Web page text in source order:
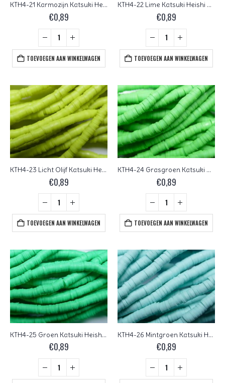
KTH4-21 Karmozijn Katsuki Heishi Disc Beads 4 mm
€0,89
TOEVOEGEN AAN WINKELWAGEN
KTH4-22 Lime Katsuki Heishi Disc Beads 4 mm
€0,89
TOEVOEGEN AAN WINKELWAGEN
KTH4-23 Licht Olijf Katsuki Heishi Disc Beads 4 mm
€0,89
TOEVOEGEN AAN WINKELWAGEN
KTH4-24 Grasgroen Katsuki Heishi Disc Beads 4 mm
€0,89
TOEVOEGEN AAN WINKELWAGEN
KTH4-25 Groen Katsuki Heishi Disc Beads 4 mm
€0,89
KTH4-26 Mintgroen Katsuki Heishi Disc Beads 4 mm
€0,89